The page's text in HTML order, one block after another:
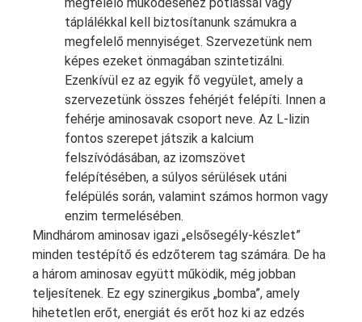
táplálékkal kell biztosítanunk számukra a
megfelelő mennyiséget. Szervezetünk nem
képes ezeket önmagában szintetizálni.
Ezenkívül ez az egyik fő vegyület, amely a
szervezetünk összes fehérjét felépíti. Innen a
fehérje aminosavak csoport neve. Az L-lizin
fontos szerepet játszik a kalcium
felszívódásában, az izomszövet
felépítésében, a súlyos sérülések utáni
felépülés során, valamint számos hormon vagy
enzim termelésében.
Mindhárom aminosav igazi „elsősegély-készlet”
minden testépítő és edzőterem tag számára. De ha
a három aminosav együtt működik, még jobban
teljesítenek. Ez egy szinergikus „bomba”, amely
hihetetlen erőt, energiát és erőt hoz ki az edzés